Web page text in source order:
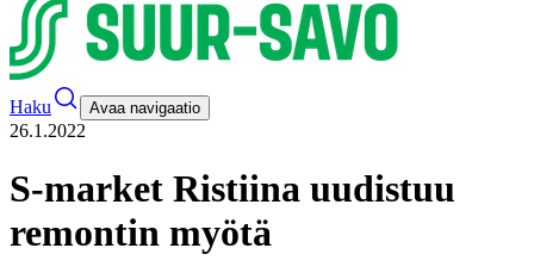
Haku Avaa navigaatio
26.1.2022
S-market Ristiina uudistuu
remontin myötä